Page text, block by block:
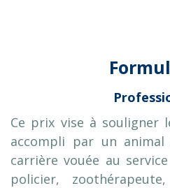
Ce prix vise à souligner
accompli par un
carrière vouée au
policier,